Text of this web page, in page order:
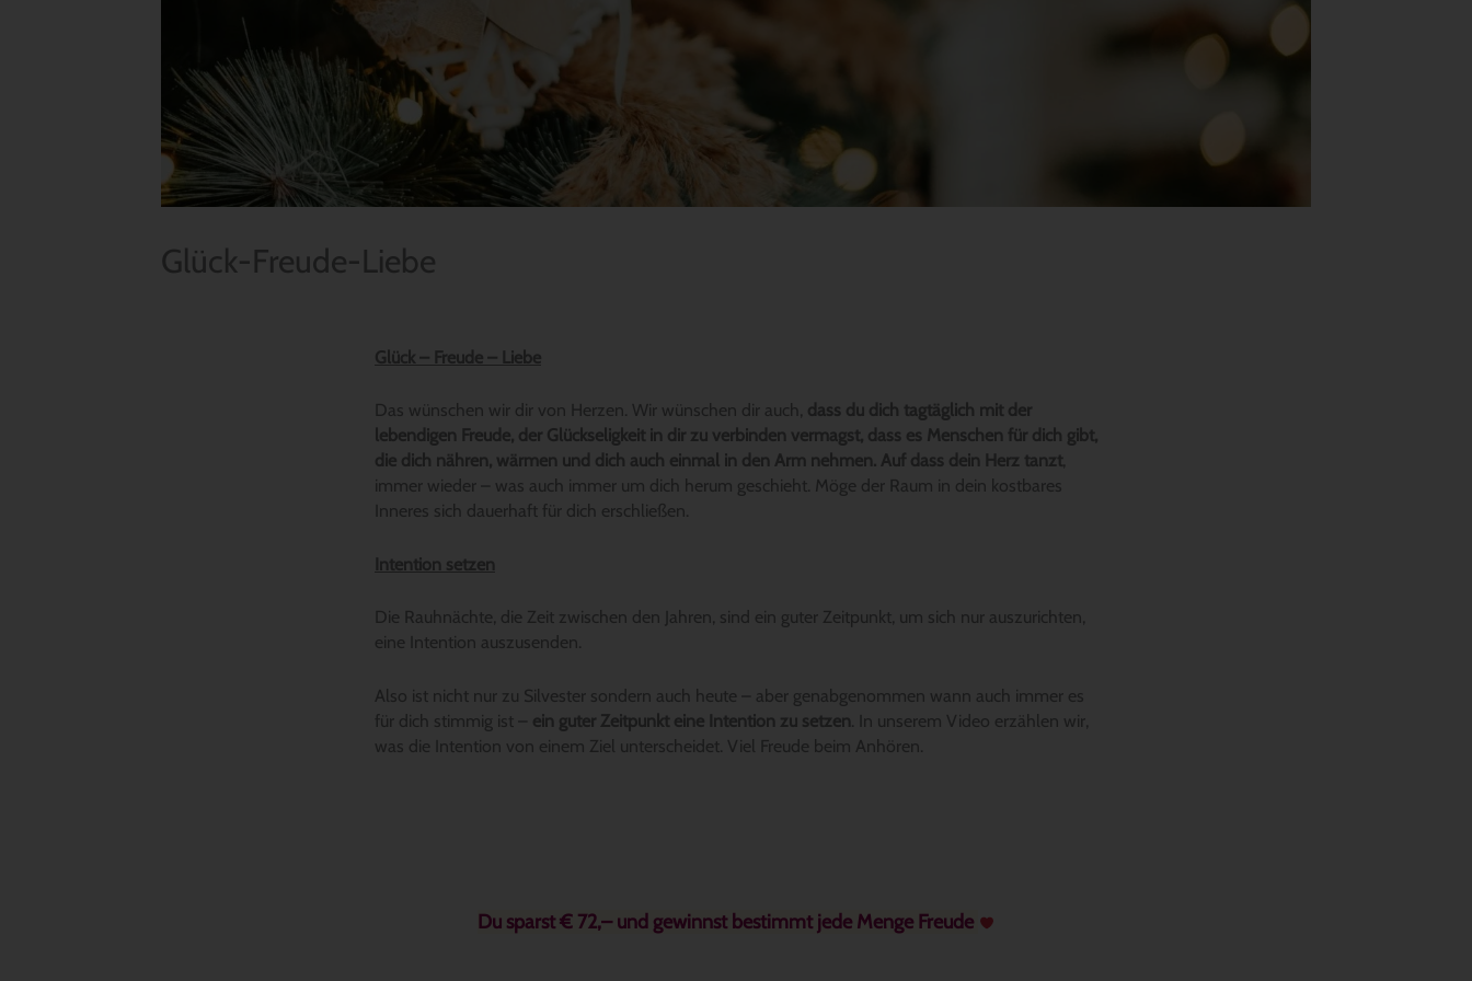
Glück-Freude-Liebe
Glück – Freude – Liebe
Das wünschen wir dir von Herzen. Wir wünschen dir auch, dass du dich tagtäglich mit der
lebendigen Freude, der Glückseligkeit in dir zu verbinden vermagst, dass es Menschen für dich gibt,
die dich nähren, wärmen und dich auch einmal in den Arm nehmen. Auf dass dein Herz tanzt,
immer wieder – was auch immer um dich herum geschieht. Möge der Raum in dein kostbares
Inneres sich dauerhaft für dich erschließen.
Intention setzen
Die Rauhnächte, die Zeit zwischen den Jahren, sind ein guter Zeitpunkt, um sich nur auszurichten,
eine Intention auszusenden.
Also ist nicht nur zu Silvester sondern auch heute – aber genabgenommen wann auch immer es
für dich stimmig ist – ein guter Zeitpunkt eine Intention zu setzen. In unserem Video erzählen wir,
was die Intention von einem Ziel unterscheidet. Viel Freude beim Anhören.
Du sparst € 72,– und gewinnst bestimmt jede Menge Freude